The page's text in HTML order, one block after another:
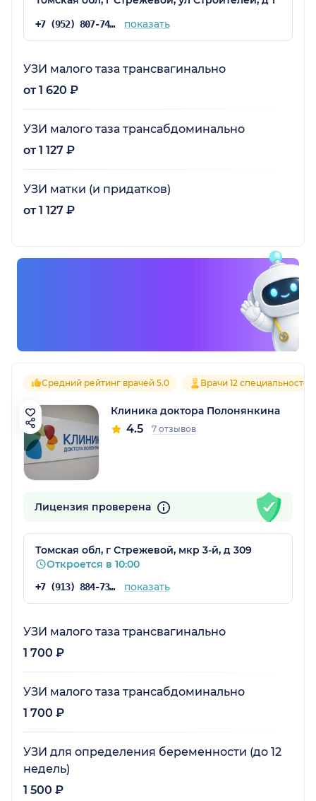
+7 (952) 807-74-02 показать
УЗИ малого таза трансвагинально
от 1 620 ₽
УЗИ малого таза трансабдоминально
от 1 127 ₽
УЗИ матки (и придатков)
от 1 127 ₽
Средний рейтинг врачей 5.0 Врачи 12 специальностей
Клиника доктора Полонянкина
4.5 7 отзывов
Лицензия проверена
Томская обл, г Стрежевой, мкр 3-й, д 309
Откроется в 10:00
+7 (913) 884-73-04 показать
УЗИ малого таза трансвагинально
1 700 ₽
УЗИ малого таза трансабдоминально
1 700 ₽
УЗИ для определения беременности (до 12
недель)
1 500 ₽